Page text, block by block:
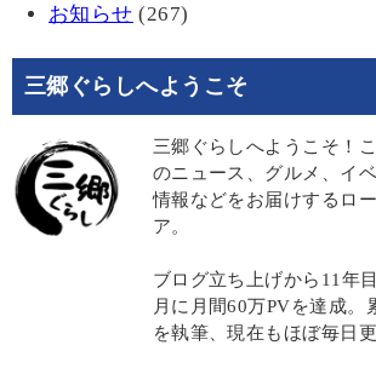
お知らせ (267)
三郷ぐらしへようこそ
三郷ぐらしへようこそ！
のニュース、グルメ、イ
情報などをお届けするロ
ア。
ブログ立ち上げから11年
月に月間60万PVを達成。
を執筆、現在もほぼ毎日更